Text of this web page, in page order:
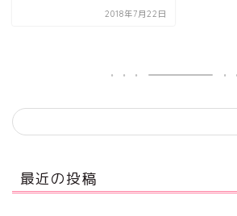
2018年7月22日
最近の投稿